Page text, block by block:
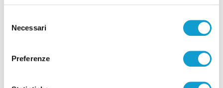
delNecessari
Preferenze